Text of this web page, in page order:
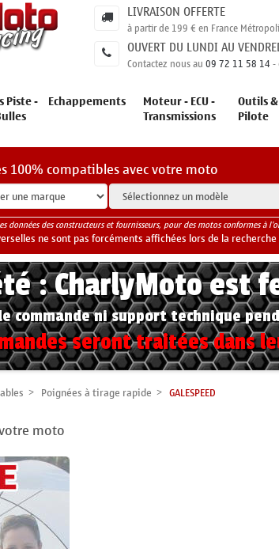
LIVRAISON OFFERTE
à partir de 199 € en France
OUVERT DU LUNDI AU
Contactez nous au09 72 11 58 14-
Piste - Echappements Moteur - ECU -
Transmissions
Outils
Pilote
100% compatibles avec votre moto
données des constructeurs et fournisseurs, pour des motos conformes à
ne sont pas forcéments affichées lors de la
: CharlyMoto est
commande ni support technique
seront traitées dans
Poignées à tirage rapide GALESPEED
moto